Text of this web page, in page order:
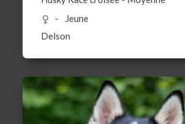
Jeune
Delson